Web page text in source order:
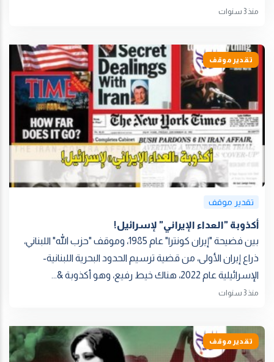
منذ 3 سنوات
تقدير موقف
تقدير موقف
أكذوبة "العداء الإيراني" لإسرائيل!
بين فضيحة "إيران كونترا" عام 1985، وموقف "حزب الله" اللبناني،
ذراع إيران الأولى، من قضية ترسيم الحدود البحرية اللبنانية-
الإسرائيلية عام 2022، هناك خيط رفيع، وهو أكذوبة &...
منذ 3 سنوات
تقدير موقف